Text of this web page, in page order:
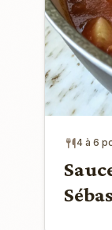
4 à 6